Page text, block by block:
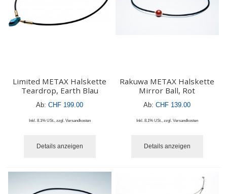
Limited METAX Halskette
Teardrop, Earth Blau
Ab: CHF 199.00
Inkl. 8.1% USt., zzgl. Versandkosten
Details anzeigen
Rakuwa METAX Halskette
Mirror Ball, Rot
Ab: CHF 139.00
Inkl. 8.1% USt., zzgl. Versandkosten
Details anzeigen